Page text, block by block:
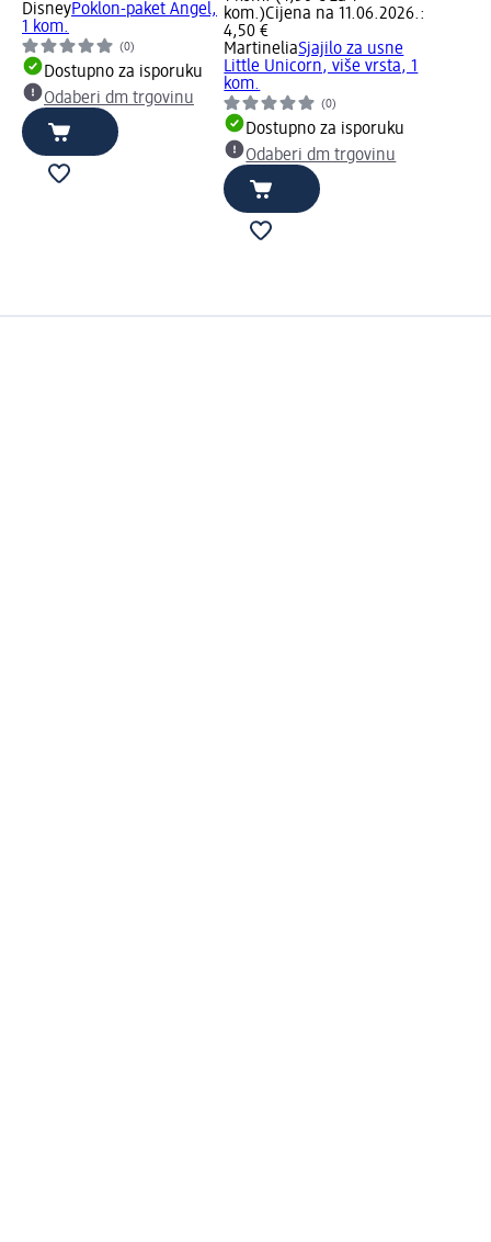
DisneyPoklon-paket Angel,
1 kom.
(0)
Dostupno za isporuku
Odaberi dm trgovinu
kom.)Cijena na 11.06.2026.:
4,50 €
MartineliaSjajilo za usne
Little Unicorn, više vrsta, 1
kom.
(0)
Dostupno za isporuku
Odaberi dm trgovinu